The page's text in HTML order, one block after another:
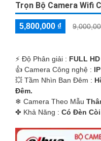
Trọn Bộ Camera Wifi
5,800,000 ₫
️⚡ Độ Phân giải : FULL
👍 Camera Công nghệ :
💥 Tầm Nhìn Ban Đêm :
Ðêm.
❄ Camera Theo Mẫu
️✤ Khả Năng : Có Ðèn